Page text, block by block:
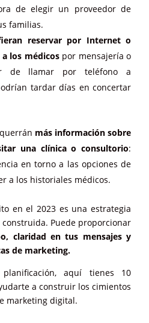
de elegir un proveedor de
familias.
reservar por Internet o
los médicospor mensajería o
de llamar por teléfono a
tardar días en concertar
más información sobre
una clínica o consultorio:
en torno a las opciones de
a los historiales médicos.
en el 2023 es una estrategia
Puede proporcionar
claridad en tus mensajes y
de marketing.
aquí tienes 10
a construir los cimientos
marketing digital.